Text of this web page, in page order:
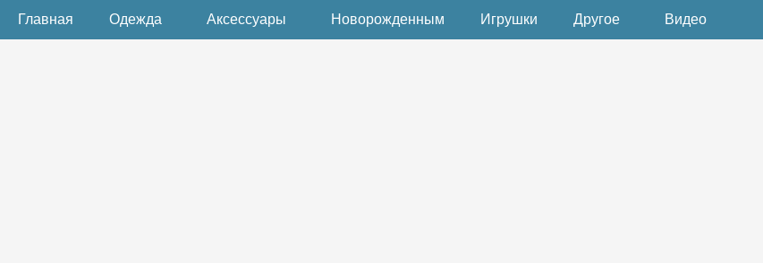
Главная Одежда Аксессуары Новорожденным Игрушки Другое Видео